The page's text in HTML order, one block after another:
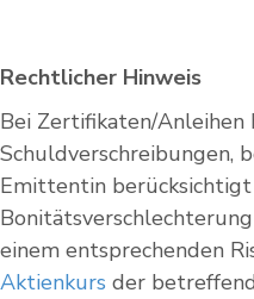
Rechtlicher Hinweis
Bei Zertifikaten/Anleihen
Schuldverschreibungen,
Emittentin
einem entsprechenden
Aktienkurs der